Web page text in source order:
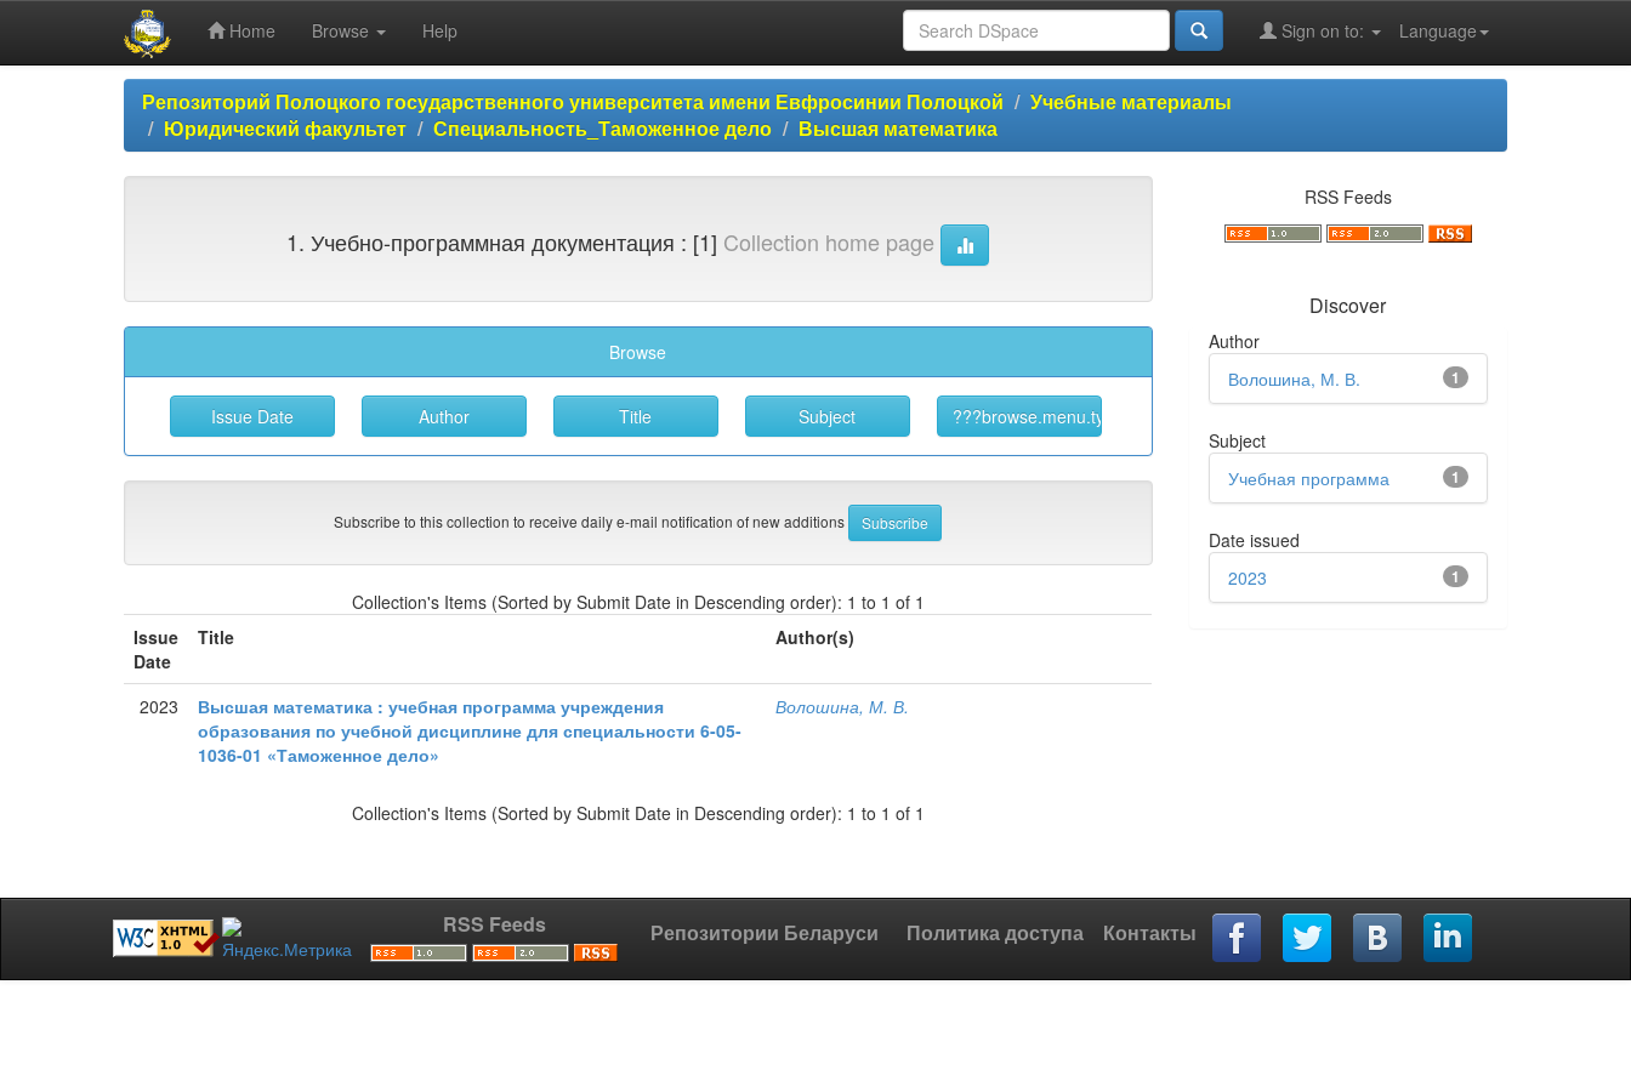
Home Browse Help Language
Sign on to:
Репозиторий Полоцкого государственного университета имени Евфросинии Полоцкой
Учебные материалы
Юридический факультет
Специальность_Таможенное дело Высшая математика
1. Учебно-программная документация : [1] Collection home page
Browse
Subscribe to this collection to receive daily e-mail notification of new additions
Collection's Items (Sorted by Submit Date in Descending order): 1 to 1 of 1
Issue
Date
Title Author(s)
2023
Высшая математика : учебная программа учреждения
образования по учебной дисциплине для специальности 6-05-
1036-01 «Таможенное дело»
Волошина, М. В.
Collection's Items (Sorted by Submit Date in Descending order): 1 to 1 of 1
RSS Feeds
Discover
Author
1
Волошина, М. В.
Subject
1
Учебная программа
Date issued
1
2023
RSS Feeds Репозитории Беларуси Политика доступа Контакты